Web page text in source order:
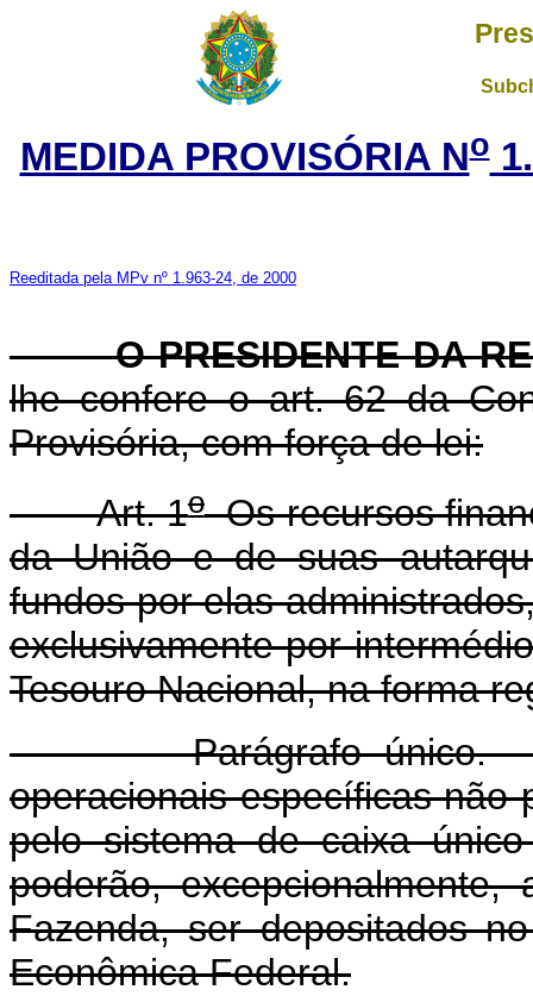
MEDIDA PROVISÓRIA No
Reeditada pela MPv nº 1.963-24, de 2000
O PRESIDENTE DA
lhe confere o art. 62 da
Provisória, com força de lei:
Art. 1oOs recursos
da União e de suas
fundos por elas
exclusivamente por
Tesouro Nacional, na forma
Parágrafo único. Nos
operacionais específicas não
pelo sistema de caixa
poderão,
Fazenda, ser depositados
Econômica Federal.